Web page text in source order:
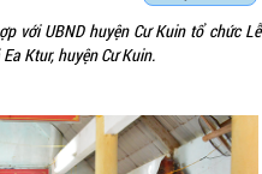
với UBND huyện Cư Kuin tổ chức Lễ
Ktur, huyện Cư Kuin.